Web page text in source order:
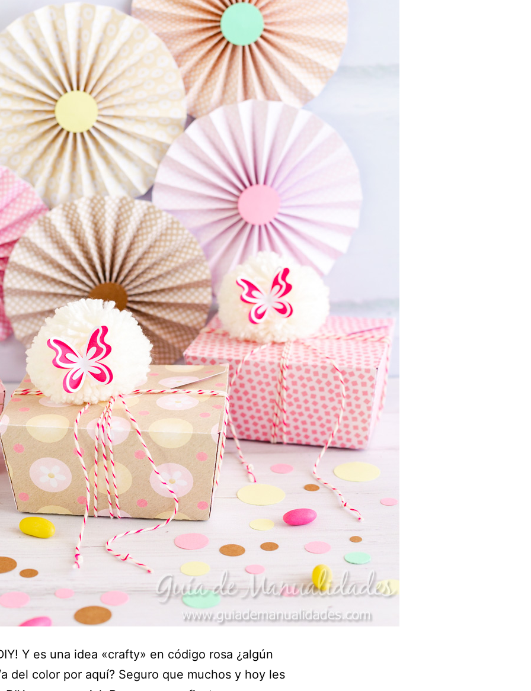
Y es una idea «crafty» en código rosa ¿algún
del color por aquí? Seguro que muchos y hoy les